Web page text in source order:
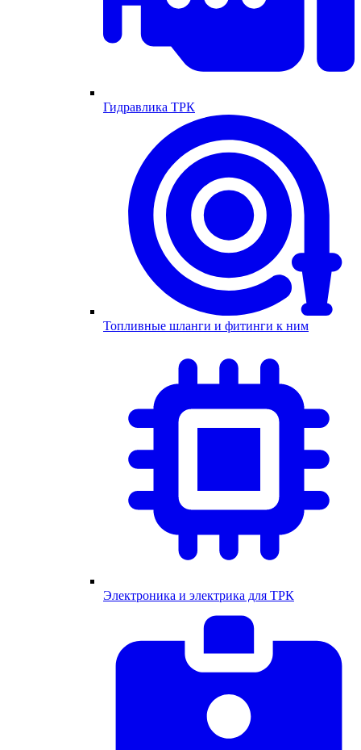
Гидравлика ТРК
Топливные шланги и фитинги к ним
Электроника и электрика для ТРК